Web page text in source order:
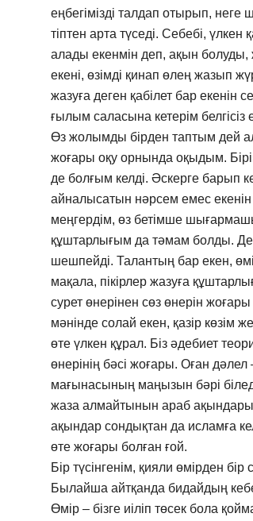
еңбегімізді талдап отырып,
тіптен арта түседі. Себебі,
алады екенмін деп, ақын
екені, өзімді қинап өлең жазып
жазуға деген қабілет бар
ғылым саласына кетерім белгісіз
Өз жолымды бірден таптым дей
жоғары оқу орнында оқыдым. Бірін
де болғым келді. Әскерге барып
айналысатын нәрсем емес екенін
меңгердім, өз бетімше
құштарлығым да тәмам болды.
шешпейді. Талантың бар екен,
мақала, пікірлер жазуға
сурет өнерінен сөз өнерін
мәнінде солай екен, қазір көзім
өте үлкен құрал. Біз әдебиет
өнерінің бәсі жоғары. Оған дәлел
мағынасының маңызын бәрі
жаза алмайтынын араб
ақындар сондықтан да исламға
өте жоғары болған ғой.
Бір түсінгенім, қияли өмірден
Былайша айтқанда бидайдың
Өмір – бізге иіліп төсек бола